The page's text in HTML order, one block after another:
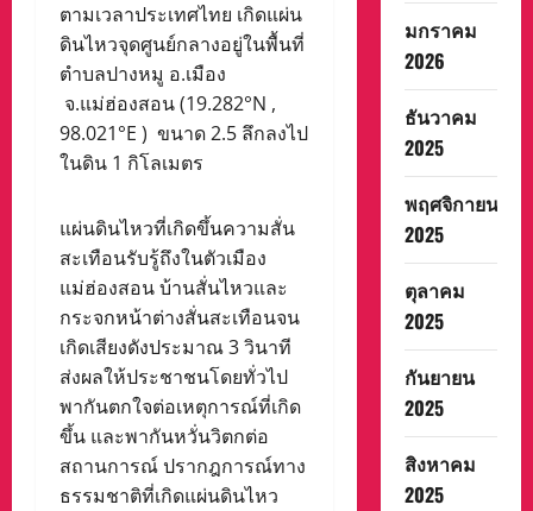
ตามเวลาประเทศไทย เกิดแผ่น
ดินไหวจุดศูนย์กลางอยู่ในพื้นที่
ตำบลปางหมู อ.เมือง
จ.แม่ฮ่องสอน (19.282°N ,
98.021°E ) ขนาด 2.5 ลึกลงไป
ในดิน 1 กิโลเมตร
แผ่นดินไหวที่เกิดขึ้นความสั่น
สะเทือนรับรู้ถึงในตัวเมือง
แม่ฮ่องสอน บ้านสั่นไหวและ
กระจกหน้าต่างสั่นสะเทือนจน
เกิดเสียงดังประมาณ 3 วินาที
ส่งผลให้ประชาชนโดยทั่วไป
พากันตกใจต่อเหตุการณ์ที่เกิด
ขึ้น และพากันหวั่นวิตกต่อ
สถานการณ์ ปรากฎการณ์ทาง
ธรรมชาติที่เกิดแผ่นดินไหว
มกราคม
2026
ธันวาคม
2025
พฤศจิกายน
2025
ตุลาคม
2025
กันยายน
2025
สิงหาคม
2025